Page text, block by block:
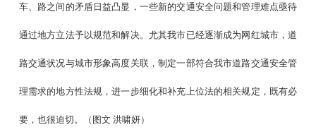
车、路之间的矛盾日益凸显，一些新的交通安全问题和管理难点亟待
通过地方立法予以规范和解决。尤其我市已经逐渐成为网红城市，道
路交通状况与城市形象高度关联，制定一部符合我市道路交通安全管
理需求的地方性法规，进一步细化和补充上位法的相关规定，既有必
要，也很迫切。（图文 洪啸妍）